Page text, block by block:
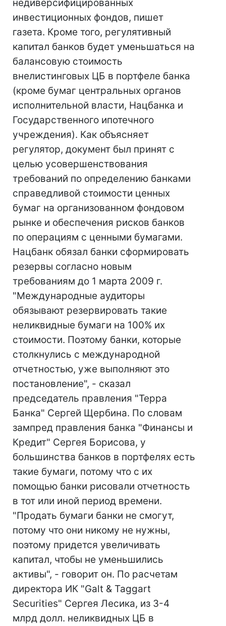
недиверсифицированных
инвестиционных фондов, пишет
газета. Кроме того, регулятивный
капитал банков будет уменьшаться на
балансовую стоимость
внелистинговых ЦБ в портфеле банка
(кроме бумаг центральных органов
исполнительной власти, Нацбанка и
Государственного ипотечного
учреждения). Как объясняет
регулятор, документ был принят с
целью усовершенствования
требований по определению банками
справедливой стоимости ценных
бумаг на организованном фондовом
рынке и обеспечения рисков банков
по операциям с ценными бумагами.
Нацбанк обязал банки сформировать
резервы согласно новым
требованиям до 1 марта 2009 г.
"Международные аудиторы
обязывают резервировать такие
неликвидные бумаги на 100% их
стоимости. Поэтому банки, которые
столкнулись с международной
отчетностью, уже выполняют это
постановление", - сказал
председатель правления "Терра
Банка" Сергей Щербина. По словам
зампред правления банка "Финансы и
Кредит" Сергея Борисова, у
большинства банков в портфелях есть
такие бумаги, потому что с их
помощью банки рисовали отчетность
в тот или иной период времени.
"Продать бумаги банки не смогут,
потому что они никому не нужны,
поэтому придется увеличивать
капитал, чтобы не уменьшились
активы", - говорит он. По расчетам
директора ИК "Galt & Taggart
Seсurities" Сергея Лесика, из 3-4
млрд долл. неликвидных ЦБ в